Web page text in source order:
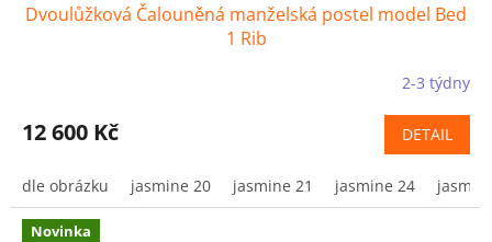
Dvoulůžková Čalouněná manželská postel model Bed
1 Rib
2-3 týdny
12 600 Kč DETAIL
dle obrázku jasmine 20 jasmine 21 jasmine 24
Novinka